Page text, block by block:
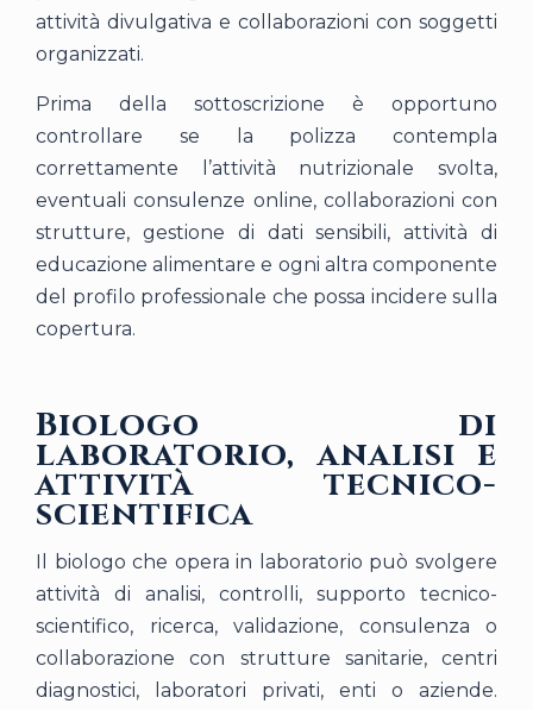
attività divulgativa e collaborazioni con soggetti
organizzati.
Prima della sottoscrizione è opportuno
controllare se la polizza contempla
correttamente l’attività nutrizionale svolta,
eventuali consulenze online, collaborazioni con
strutture, gestione di dati sensibili, attività di
educazione alimentare e ogni altra componente
del profilo professionale che possa incidere sulla
copertura.
Biologo di
laboratorio, analisi e
attività tecnico-
scientifica
Il biologo che opera in laboratorio può svolgere
attività di analisi, controlli, supporto tecnico-
scientifico, ricerca, validazione, consulenza o
collaborazione con strutture sanitarie, centri
diagnostici, laboratori privati, enti o aziende.